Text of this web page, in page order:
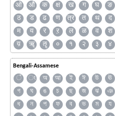
ओ
औ क क्ष ख ग घ ङ
ठ
ड ढ ण त्र त थ द
म
य र ऱ ल ळ व श
य़
ॠ ॡ ० १ २ ३ ४
Bengali-Assamese
ঁ ং অ আ ই ঈ উ ঊ
গ
ঘ ঙ চ ছ জ ঝ ঞ
ধ
ন প ফ ব ভ ম য